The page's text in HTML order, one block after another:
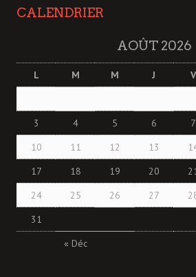
CALENDRIER
AOÛT 2026
L M M J V
« Déc
3
4 5 6 7
10
11 12 13
17
18 19 20
24
25 26 27
31